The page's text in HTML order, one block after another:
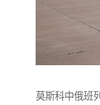
莫斯科中俄班